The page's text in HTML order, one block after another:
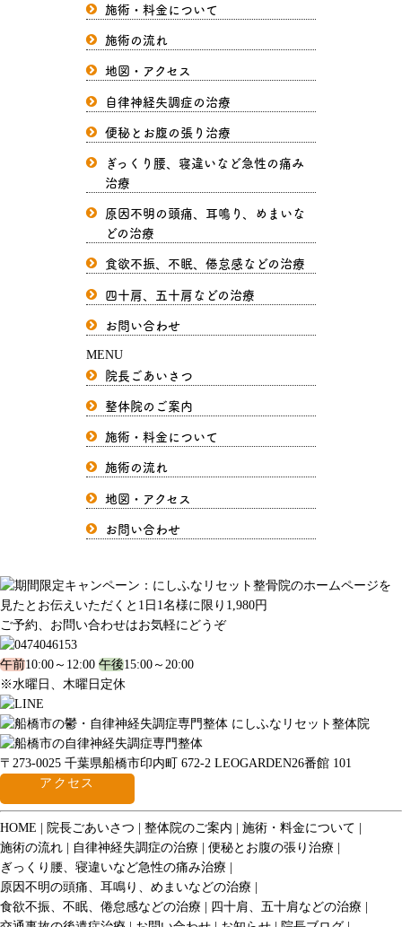
施術・料金について
施術の流れ
地図・アクセス
自律神経失調症の治療
便秘とお腹の張り治療
ぎっくり腰、寝違いなど急性の痛み
治療
原因不明の頭痛、耳鳴り、めまいな
どの治療
食欲不振、不眠、倦怠感などの治療
四十肩、五十肩などの治療
お問い合わせ
MENU
院長ごあいさつ
整体院のご案内
施術・料金について
施術の流れ
地図・アクセス
お問い合わせ
ご予約、お問い合わせはお気軽にどうぞ
午前10:00～12:00 午後15:00～20:00
※水曜日、木曜日定休
〒273-0025 千葉県船橋市印内町 672-2 LEOGARDEN26番館 101
アクセス
HOME 院長ごあいさつ 整体院のご案内
施術・料金について
施術の流れ
自律神経失調症の治療
便秘とお腹の張り治療
ぎっくり腰、寝違いなど急性の痛み治療
原因不明の頭痛、耳鳴り、めまいなどの治療
食欲不振、不眠、倦怠感などの治療
四十肩、五十肩などの治療